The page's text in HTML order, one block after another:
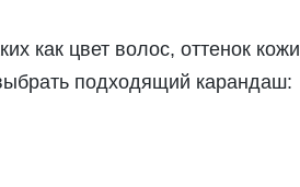
как цвет волос, оттенок кожи
подходящий карандаш: